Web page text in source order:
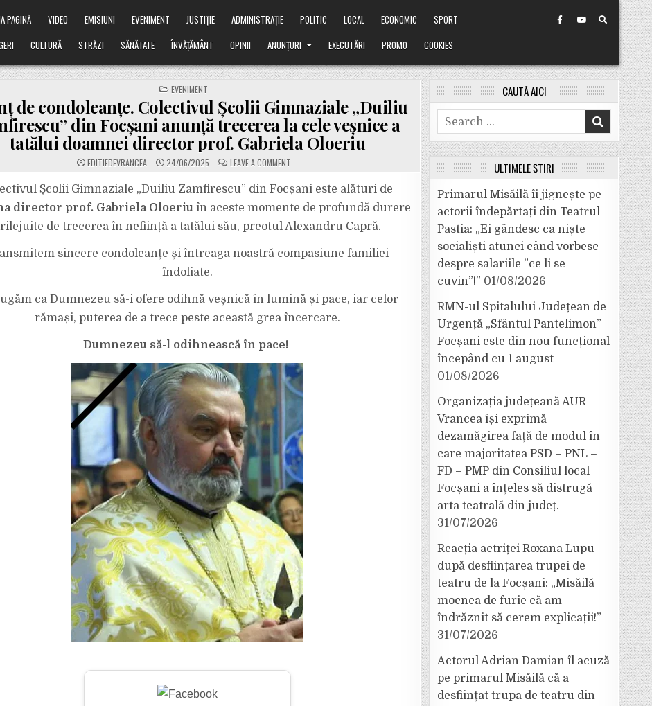
PAGINĂ VIDEO EMISIUNI EVENIMENT JUSTIȚIE ADMINISTRAȚIE POLITIC LOCAL ECONOMIC
SPORT
CULTURĂ STRĂZI SĂNĂTATE ÎNVĂȚĂMÂNT OPINII ANUNȚURI EXECUTĂRI PROMO COOKIES
POSTED
IN
EVENIMENT
de condoleanțe. Colectivul Școlii Gimnaziale „Duiliu
din Focșani anunță trecerea la cele veșnice a
tatălui doamnei director prof. Gabriela Oloeriu
EDITIEDEVRANCEA 24/06/2025 LEAVE A COMMENTON
ANUNȚ
CONDOLEANȚE.
COLECTIVUL
ȘCOLII
GIMNAZIALE
„DUILIU
ZAMFIRESCU”
ANUNȚĂ
TRECEREA
A
TATĂLUI
DIRECTOR
Școlii Gimnaziale „Duiliu Zamfirescu” din Focșani este alături de
director prof. Gabriela Oloeriu în aceste momente de profundă durere
de trecerea în neființă a tatălui său, preotul Alexandru Capră.
sincere condoleanțe și întreaga noastră compasiune familiei
îndoliate.
ca Dumnezeu să-i ofere odihnă veșnică în lumină și pace, iar celor
rămași, puterea de a trece peste această grea încercare.
Dumnezeu să-l odihnească în pace!
CAUTĂ AICI
Search
for:
ULTIMELE ȘTIRI
Primarul Misăilă îi jignește pe
actorii îndepărtați din Teatrul
Pastia: „Ei gândesc ca niște
socialiști atunci când vorbesc
despre salariile ”ce li se
cuvin”!” 01/08/2026
RMN-ul Spitalului Județean de
Urgență „Sfântul Pantelimon”
Focșani este din nou funcțional
începând cu 1 august
01/08/2026
Organizația județeană AUR
Vrancea își exprimă
dezamăgirea față de modul în
care majoritatea PSD – PNL –
FD – PMP din Consiliul local
Focșani a înțeles să distrugă
arta teatrală din județ.
31/07/2026
Reacția actriței Roxana Lupu
după desființarea trupei de
teatru de la Focșani: „Misăilă
mocnea de furie că am
îndrăznit să cerem explicații!”
31/07/2026
Actorul Adrian Damian îl acuză
pe primarul Misăilă că a
desființat trupa de teatru din